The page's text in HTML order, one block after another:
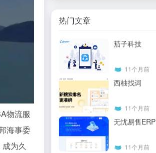
物流服
海事委
为久
热门文章
茄⼦科技
11个月前
西柚找词
11个月前
无忧易售ERP
11个月前